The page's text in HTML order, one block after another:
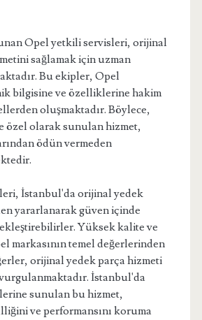
Opel yetkili servisleri, orijinal
sağlamak için uzman
Bu ekipler, Opel
bilgisine ve özelliklerine hakim
oluşmaktadır. Böylece,
özel olarak sunulan hizmet,
ödün vermeden
İstanbul'da orijinal yedek
yararlanarak güven içinde
Yüksek kalite ve
markasının temel değerlerinden
orijinal yedek parça hizmeti
İstanbul'da
sunulan bu hizmet,
ve performansını koruma